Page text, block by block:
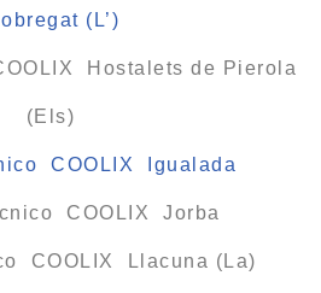
(L’)
Hostalets de Pierola
(Els)
COOLIX Igualada
COOLIX Jorba
COOLIX Llacuna (La)